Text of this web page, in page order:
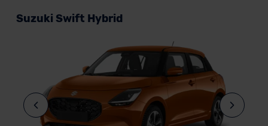
Suzuki Swift Hybrid